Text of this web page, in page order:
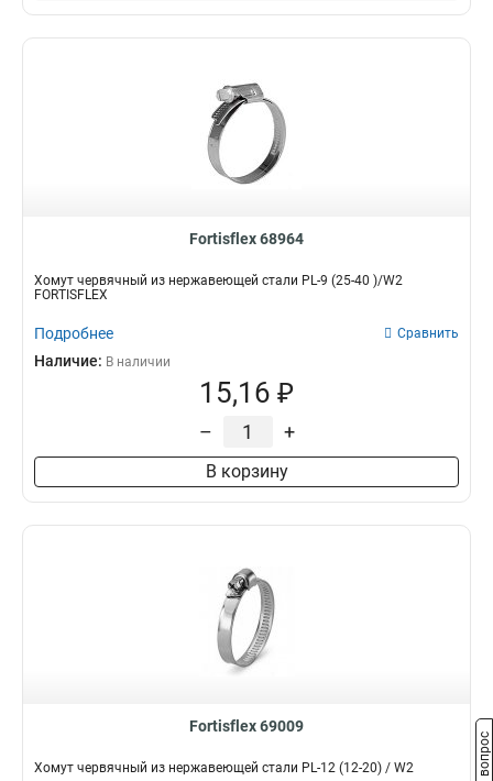
Fortisflex 68964
Хомут червячный из нержавеющей стали PL-9 (25-40 )/W2
FORTISFLEX
Подробнее Сравнить
Наличие: В наличии
15,16 ₽
– +
В корзину
Fortisflex 69009
Хомут червячный из нержавеющей стали PL-12 (12-20) / W2